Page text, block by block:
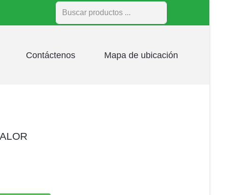
Buscar
Contáctenos Mapa de ubicación